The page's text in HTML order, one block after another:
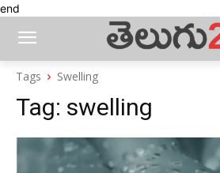
end
Tags Swelling
Tag: swelling